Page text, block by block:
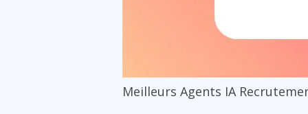
Meilleurs Agents IA